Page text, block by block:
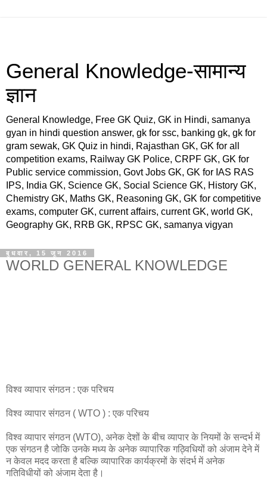
General Knowledge-सामान्य
ज्ञान
General Knowledge, Free GK Quiz, GK in Hindi, samanya
gyan in hindi question answer, gk for ssc, banking gk, gk for
gram sewak, GK Quiz in hindi, Rajasthan GK, GK for all
competition exams, Railway GK Police, CRPF GK, GK for
Public service commission, Govt Jobs GK, GK for IAS RAS
IPS, India GK, Science GK, Social Science GK, History GK,
Chemistry GK, Maths GK, Reasoning GK, GK for competitive
exams, computer GK, current affairs, current GK, world GK,
Geography GK, RRB GK, RPSC GK, samanya vigyan
बुधवार, 15 जून 2016
WORLD GENERAL KNOWLEDGE
विश्व व्यापार संगठन : एक परिचय
विश्व व्यापार संगठन ( WTO ) : एक परिचय
विश्व व्यापार संगठन (WTO), अनेक देशों के बीच व्यापार के नियमों के सन्दर्भ में
एक संगठन है जोकि उनके मध्य के अनेक व्यापारिक गठ्विधियों को अंजाम देने में
न केवल मदद करता है बल्कि व्यापारिक कार्यक्रमों के संदर्भ में अनेक
गतिविधीयों को अंजाम देता है।